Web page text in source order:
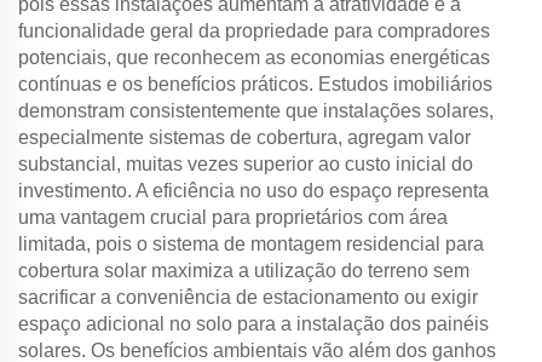
pois essas instalações aumentam a atratividade e a
funcionalidade geral da propriedade para compradores
potenciais, que reconhecem as economias energéticas
contínuas e os benefícios práticos. Estudos imobiliários
demonstram consistentemente que instalações solares,
especialmente sistemas de cobertura, agregam valor
substancial, muitas vezes superior ao custo inicial do
investimento. A eficiência no uso do espaço representa
uma vantagem crucial para proprietários com área
limitada, pois o sistema de montagem residencial para
cobertura solar maximiza a utilização do terreno sem
sacrificar a conveniência de estacionamento ou exigir
espaço adicional no solo para a instalação dos painéis
solares. Os benefícios ambientais vão além dos ganhos